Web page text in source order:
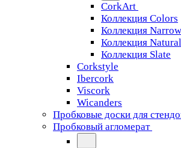
CorkArt
Коллекция Colors
Коллекция
Коллекция Natural
Коллекция Slate
Corkstyle
Ibercork
Viscork
Wicanders
Пробковые доски для
Пробковый агломерат